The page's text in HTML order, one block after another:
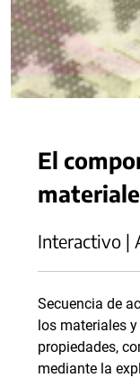
El
Interactivo |
Secuencia de
los materiales
propiedades,
mediante la